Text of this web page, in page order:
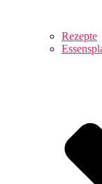
Rezepte